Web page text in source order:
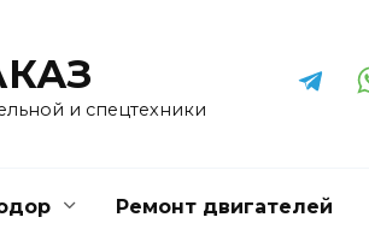
и спецтехники
Ремонт двигателей